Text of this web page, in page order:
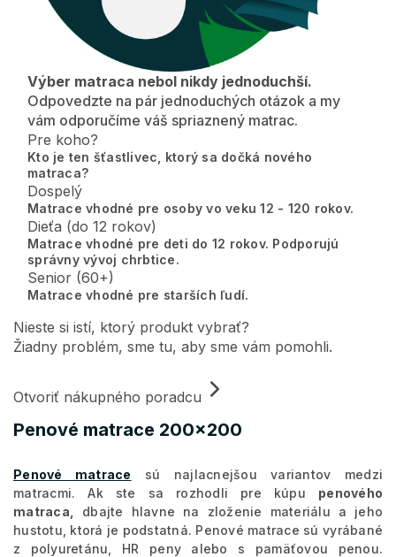
Penové matrace 200x200
Výber matraca nebol nikdy jednoduchší.
Odpovedzte na pár jednoduchých otázok a my
vám odporučíme váš spriaznený matrac.
Pre koho?
Kto je ten šťastlivec, ktorý sa dočká nového
matraca?
Dospelý
Matrace vhodné pre osoby vo veku 12 - 120 rokov.
Dieťa (do 12 rokov)
Matrace vhodné pre deti do 12 rokov. Podporujú
správny vývoj chrbtice.
Senior (60+)
Matrace vhodné pre starších ľudí.
Nieste si istí, ktorý produkt vybrať?
Žiadny problém, sme tu, aby sme vám pomohli.
Otvoriť nákupného poradcu
Penové matrace sú najlacnejšou variantov medzi
matracmi. Ak ste sa rozhodli pre kúpu penového
matraca,
dbajte hlavne na zloženie materiálu a jeho
hustotu, ktorá je podstatná. Penové matrace sú vyrábané
z polyuretánu, HR peny alebo s pamäťovou penou.